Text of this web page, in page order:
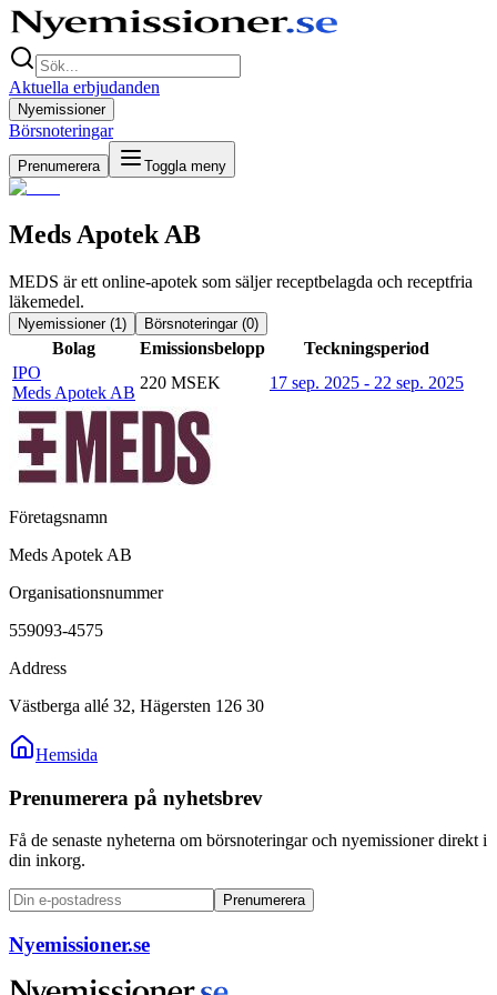
Aktuella erbjudanden
Nyemissioner
Börsnoteringar
Prenumerera Toggla meny
Meds Apotek AB
MEDS är ett online-apotek som säljer receptbelagda och receptfria
läkemedel.
Nyemissioner (1 ) Börsnoteringar (0)
Bolag Emissionsbelopp
Teckningsperiod
IPO
Meds Apotek AB
220 MSEK 17 sep. 2025 - 22 sep. 2025
Företagsnamn
Meds Apotek AB
Organisationsnummer
559093-4575
Address
Västberga allé 32, Hägersten 126 30
Hemsida
Prenumerera på nyhetsbrev
Få de senaste nyheterna om börsnoteringar och nyemissioner direkt i
din inkorg.
Prenumerera
Nyemissioner.se